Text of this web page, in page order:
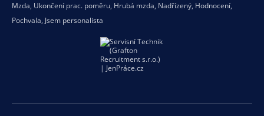
Mzda, Ukončení prac. poměru, Hrubá mzda, Nadřízený, Hodnocení,
Pochvala, Jsem personalista